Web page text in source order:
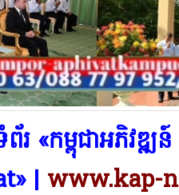
«កម្ពុជាអភិវឌ្ឍ
| www.kap-